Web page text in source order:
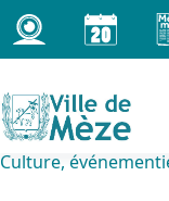
Passer
au
contenu
Culture,